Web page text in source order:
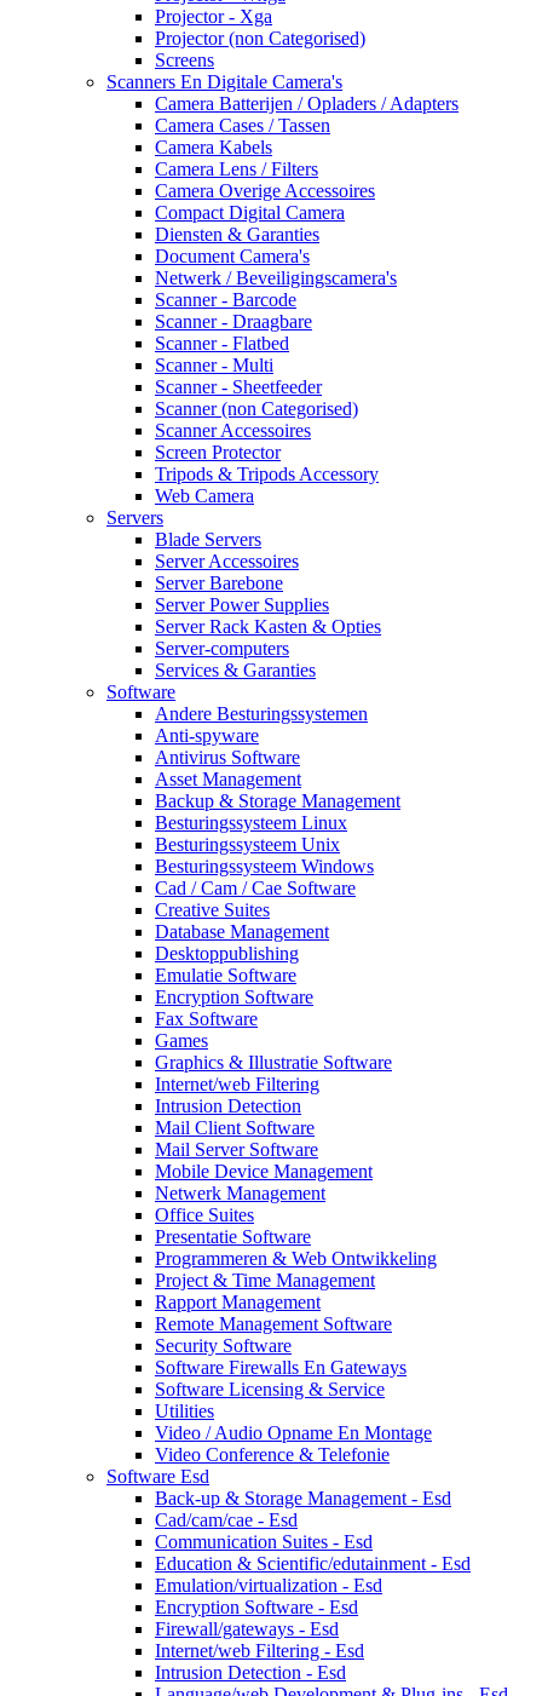
Projector - Xga
Projector (non Categorised)
Screens
Scanners En Digitale Camera's
Camera Batterijen / Opladers / Adapters
Camera Cases / Tassen
Camera Kabels
Camera Lens / Filters
Camera Overige Accessoires
Compact Digital Camera
Diensten & Garanties
Document Camera's
Netwerk / Beveiligingscamera's
Scanner - Barcode
Scanner - Draagbare
Scanner - Flatbed
Scanner - Multi
Scanner - Sheetfeeder
Scanner (non Categorised)
Scanner Accessoires
Screen Protector
Tripods & Tripods Accessory
Web Camera
Servers
Blade Servers
Server Accessoires
Server Barebone
Server Power Supplies
Server Rack Kasten & Opties
Server-computers
Services & Garanties
Software
Andere Besturingssystemen
Anti-spyware
Antivirus Software
Asset Management
Backup & Storage Management
Besturingssysteem Linux
Besturingssysteem Unix
Besturingssysteem Windows
Cad / Cam / Cae Software
Creative Suites
Database Management
Desktoppublishing
Emulatie Software
Encryption Software
Fax Software
Games
Graphics & Illustratie Software
Internet/web Filtering
Intrusion Detection
Mail Client Software
Mail Server Software
Mobile Device Management
Netwerk Management
Office Suites
Presentatie Software
Programmeren & Web Ontwikkeling
Project & Time Management
Rapport Management
Remote Management Software
Security Software
Software Firewalls En Gateways
Software Licensing & Service
Utilities
Video / Audio Opname En Montage
Video Conference & Telefonie
Software Esd
Back-up & Storage Management - Esd
Cad/cam/cae - Esd
Communication Suites - Esd
Education & Scientific/edutainment - Esd
Emulation/virtualization - Esd
Encryption Software - Esd
Firewall/gateways - Esd
Internet/web Filtering - Esd
Intrusion Detection - Esd